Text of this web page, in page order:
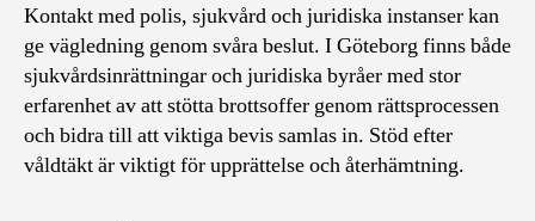
Kontakt med polis, sjukvård och juridiska instanser kan
ge vägledning genom svåra beslut. I Göteborg finns både
sjukvårdsinrättningar och juridiska byråer med stor
erfarenhet av att stötta brottsoffer genom rättsprocessen
och bidra till att viktiga bevis samlas in. Stöd efter
våldtäkt är viktigt för upprättelse och återhämtning.